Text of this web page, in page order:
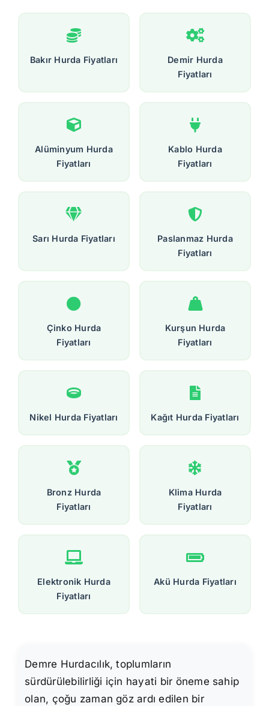
Bakır Hurda Fiyatları
Demir Hurda
Fiyatları
Alüminyum Hurda
Fiyatları
Kablo Hurda
Fiyatları
Sarı Hurda Fiyatları
Paslanmaz Hurda
Fiyatları
Çinko Hurda
Fiyatları
Kurşun Hurda
Fiyatları
Nikel Hurda Fiyatları Kağıt Hurda Fiyatları
Bronz Hurda
Fiyatları
Klima Hurda
Fiyatları
Elektronik Hurda
Fiyatları
Akü Hurda Fiyatları
Demre Hurdacılık, toplumların
sürdürülebilirliği için hayati bir öneme sahip
olan, çoğu zaman göz ardı edilen bir